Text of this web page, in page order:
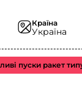
Країна
Україна
ракет типу